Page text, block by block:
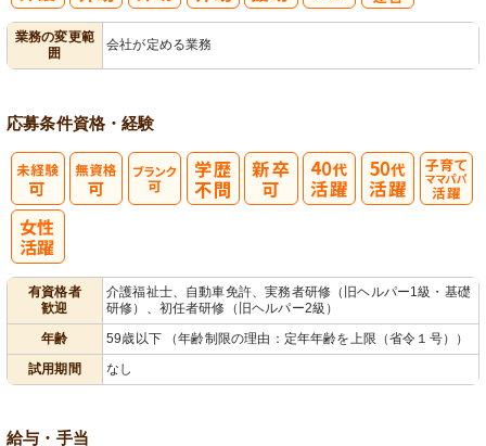
業務の変更範
囲
会社が定める業務
応募条件資格・経験
有資格者
歓迎
介護福祉士、自動車免許、実務者研修（旧ヘルパー1級・基礎
研修）、初任者研修（旧ヘルパー2級）
年齢
59歳以下 （年齢制限の理由：定年年齢を上限（省令１号））
試用期間
なし
給与・手当